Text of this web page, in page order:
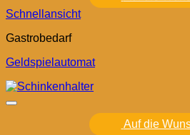
Schnellansicht
Gastrobedarf
Geldspielautomat
Auf die